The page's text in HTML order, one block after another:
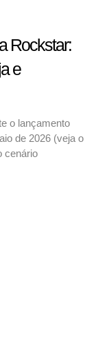
Rockstar:
e
o lançamento
de 2026 (veja o
cenário